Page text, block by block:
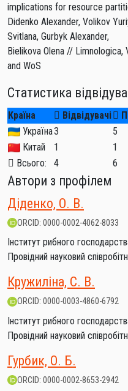
implications for resource
Didenko Alexander, Volikov
Svitlana, Gurbyk Alexander,
Bielikova Olena // Limnologica,
and WoS
Статистика
Країна Відвідувачі
Україна3
5
Китай
1
1
Всього:
4 6
Автори з профілем
Діденко, О. В.
ORCID: 0000-0002-4062-8033
Інститут рибного
Провідний науковий
Кружиліна, С. В.
ORCID: 0000-0003-4860-6792
Інститут рибного
Провідний науковий
Гурбик, О. Б.
ORCID: 0000-0002-8653-2942